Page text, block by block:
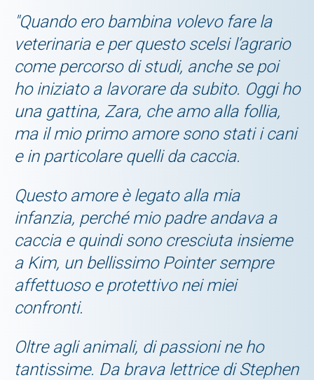
"Quando ero bambina volevo fare la
veterinaria e per questo scelsi l’agrario
come percorso di studi, anche se poi
ho iniziato a lavorare da subito. Oggi ho
una gattina, Zara, che amo alla follia,
ma il mio primo amore sono stati i cani
e in particolare quelli da caccia.
Questo amore è legato alla mia
infanzia, perché mio padre andava a
caccia e quindi sono cresciuta insieme
a Kim, un bellissimo Pointer sempre
affettuoso e protettivo nei miei
confronti.
Oltre agli animali, di passioni ne ho
tantissime. Da brava lettrice di Stephen